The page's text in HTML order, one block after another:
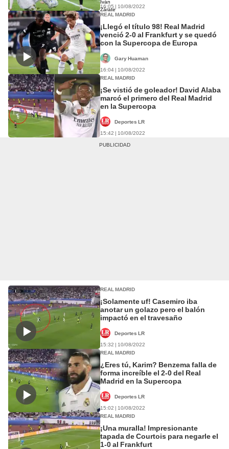
16:05 | 10/08/2022
REAL MADRID
¡Llegó el título 98! Real Madrid
venció 2-0 al Frankfurt y se quedó
con la Supercopa de Europa
Gary Huaman
16:04 | 10/08/2022
REAL MADRID
¡Se vistió de goleador! David Alaba
marcó el primero del Real Madrid
en la Supercopa
Deportes LR
15:42 | 10/08/2022
REAL MADRID
¡Solamente uf! Casemiro iba
anotar un golazo pero el balón
impactó en el travesaño
Deportes LR
15:32 | 10/08/2022
REAL MADRID
¿Eres tú, Karim? Benzema falla de
forma increíble el 2-0 del Real
Madrid en la Supercopa
Deportes LR
15:02 | 10/08/2022
REAL MADRID
¡Una muralla! Impresionante
tapada de Courtois para negarle el
1-0 al Frankfurt